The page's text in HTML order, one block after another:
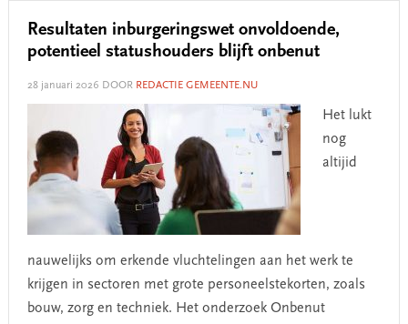
Resultaten inburgeringswet onvoldoende,
potentieel statushouders blijft onbenut
28 januari 2026 DOOR REDACTIE GEMEENTE.NU
Het lukt
nog
altijid
nauwelijks om erkende vluchtelingen aan het werk te
krijgen in sectoren met grote personeelstekorten, zoals
bouw, zorg en techniek. Het onderzoek Onbenut